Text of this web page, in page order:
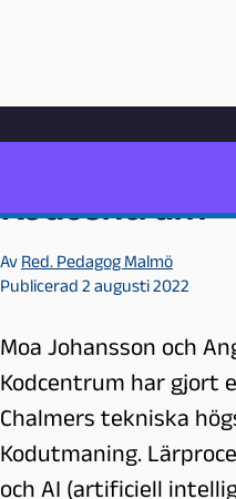
Hoppa
e
a
g
g
M
l
m
ö
Kodcentrum
Av Red. Pedagog Malmö
Publicerad 2 augusti 2022
Moa Johansson och
Kodcentrum har gjort
Chalmers tekniska
Kodutmaning.
och AI (artificiell